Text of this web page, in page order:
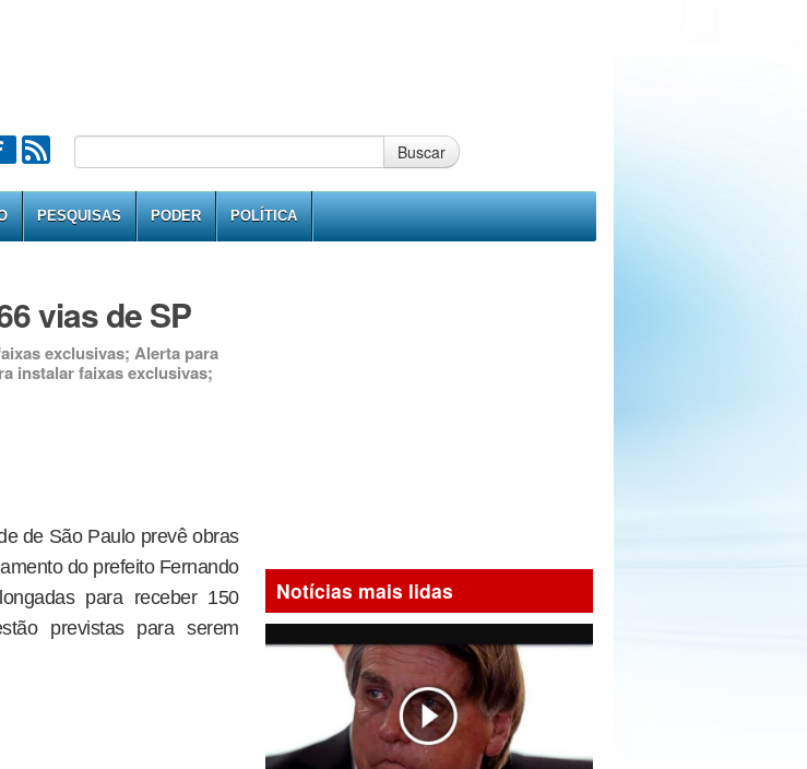
Buscar
PESQUISAS PODER POLÍTICA
vias de SP
exclusivas; Alerta para
instalar faixas exclusivas;
de São Paulo prevê obras
do prefeito Fernando
para receber 150
previstas para serem
Notícias mais lidas